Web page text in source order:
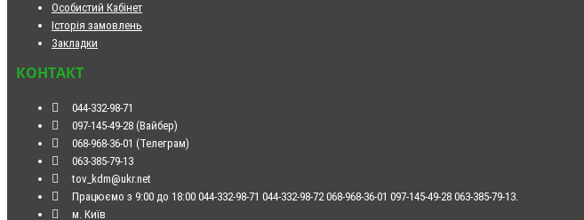
Особистий Кабінет
Історія замовлень
Закладки
КОНТАКТ
044-332-98-71
097-145-49-28 (Вайбер)
068-968-36-01 (Телеграм)
063-385-79-13
tov_kdm@ukr.net
Працюємо з 9:00 до 18:00 044-332-98-71 044-332-98-72 068-968-36-01 097-145-49-28 063-385-79-13.
м. Київ